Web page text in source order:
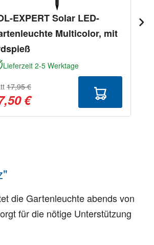
EXPERT Solar LED-
Multicolor, mit
Lieferzeit 2-5 Werktage
17,95 €
€
die Gartenleuchte abends von
für die nötige Unterstützung